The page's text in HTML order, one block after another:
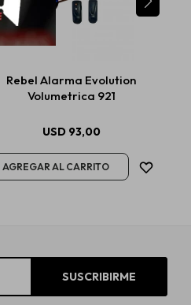
Rebel Alarma Evolution
Volumetrica 921
USD 93,00
SUSCRIBIRME